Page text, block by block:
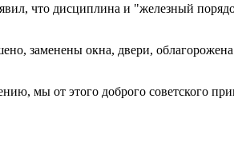
что дисциплина и "железный
заменены окна, двери,
мы от этого доброго советского